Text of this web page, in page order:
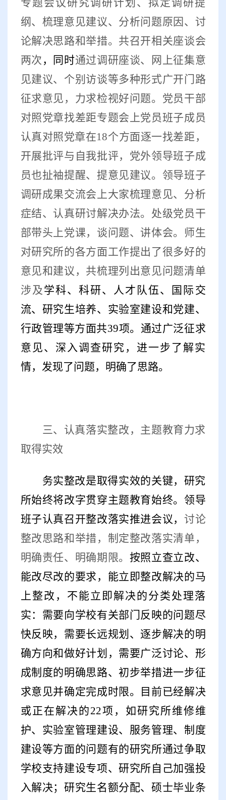
纲、梳理意见建议、分析问题原因、讨
论解决思路和举措。共召开相关座谈会
两次 ，同时通过调研座谈、网上征集意
见建议、个别访谈等多种形式广开门路
征求意见，力求检视好问题。党员干部
对照党章找差距专题会上党员班子成员
认真对照党章在18个方面逐一找差距，
开展批评与自我批评，党外领导班子成
员也扯袖提醒、提意见建议。领导班子
调研成果交流会上大家梳理意见、分析
症结、认真研讨解决办法。处级党员干
部带头上党课，谈问题、讲体会。师生
对研究所的各方面工作提出了很多好的
意见和建议，共梳理列出意见问题清单
涉及 学科、科研、人才队伍、国际交
流、研究生培养、实验室建设和党建、
行政管理等方面共39项。通过广泛征求
意见、深入调查研究，进一步了解实
情，发现了问题，明确了思路。
三、认真落实整改，主题教育力求
取得实效
务实整改是取得实效的关键，研究
所始终将改字贯穿主题教育始终。领导
班子认真召开整改落实推进会议， 讨论
整改思路和举措，制定整改落实清单，
明确责任、明确期限。 按照立查立改、
能改尽改的要求，能立即整改解决的马
上整改，不能立即解决的分类处理落
实：需要向学校有关部门反映的问题尽
快反映，需要长远规划、逐步解决的明
确方向和做好计划，需要广泛讨论、形
成制度的明确思路、初步举措进一步征
求意见并确定完成时限。目前已经解决
或正在解决的22项，如研究所维修维
护、实验室管理建设、服务管理、制度
建设等方面的问题有的研究所通过争取
学校支持建设专项、研究所自己加强投
入解决；研究生名额分配、硕士毕业条